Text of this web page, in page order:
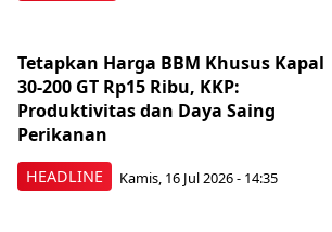
HEADLINE
Tetapkan Harga BBM Khusus Kapal
30-200 GT Rp15 Ribu, KKP:
Produktivitas dan Daya Saing
Perikanan
Kamis, 16 Jul 2026 - 14:35